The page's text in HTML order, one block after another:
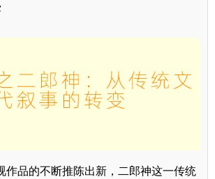
作品的不断推陈出新，二郎神这一传统